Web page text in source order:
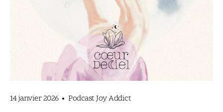
14 janvier 2026 Podcast Joy Addict